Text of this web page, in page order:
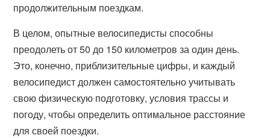
продолжительным поездкам.
В целом, опытные велосипедисты способны
преодолеть от 50 до 150 километров за один день.
Это, конечно, приблизительные цифры, и каждый
велосипедист должен самостоятельно учитывать
свою физическую подготовку, условия трассы и
погоду, чтобы определить оптимальное расстояние
для своей поездки.